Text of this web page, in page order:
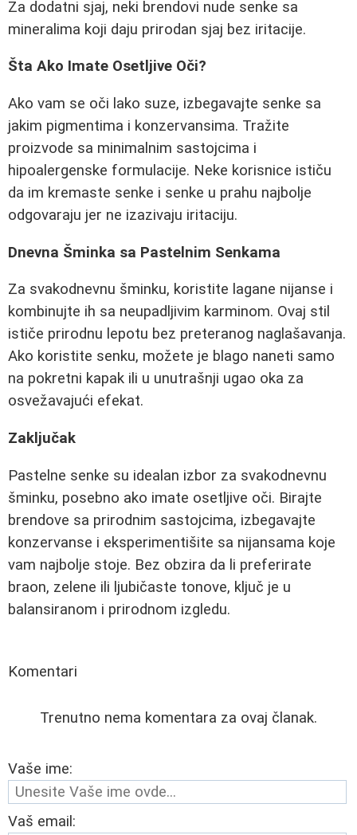
Za dodatni sjaj, neki brendovi nude senke sa
mineralima koji daju prirodan sjaj bez iritacije.
Šta Ako Imate Osetljive Oči?
Ako vam se oči lako suze, izbegavajte senke sa
jakim pigmentima i konzervansima. Tražite
proizvode sa minimalnim sastojcima i
hipoalergenske formulacije. Neke korisnice ističu
da im kremaste senke i senke u prahu najbolje
odgovaraju jer ne izazivaju iritaciju.
Dnevna Šminka sa Pastelnim Senkama
Za svakodnevnu šminku, koristite lagane nijanse i
kombinujte ih sa neupadljivim karminom. Ovaj stil
ističe prirodnu lepotu bez preteranog naglašavanja.
Ako koristite senku, možete je blago naneti samo
na pokretni kapak ili u unutrašnji ugao oka za
osvežavajući efekat.
Zaključak
Pastelne senke su idealan izbor za svakodnevnu
šminku, posebno ako imate osetljive oči. Birajte
brendove sa prirodnim sastojcima, izbegavajte
konzervanse i eksperimentišite sa nijansama koje
vam najbolje stoje. Bez obzira da li preferirate
braon, zelene ili ljubičaste tonove, ključ je u
balansiranom i prirodnom izgledu.
Komentari
Trenutno nema komentara za ovaj članak.
Vaše ime:
Vaš email: